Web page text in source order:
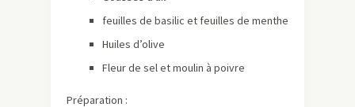
feuilles de basilic et feuilles de menthe
Huiles d’olive
Fleur de sel et moulin à poivre
Préparation :